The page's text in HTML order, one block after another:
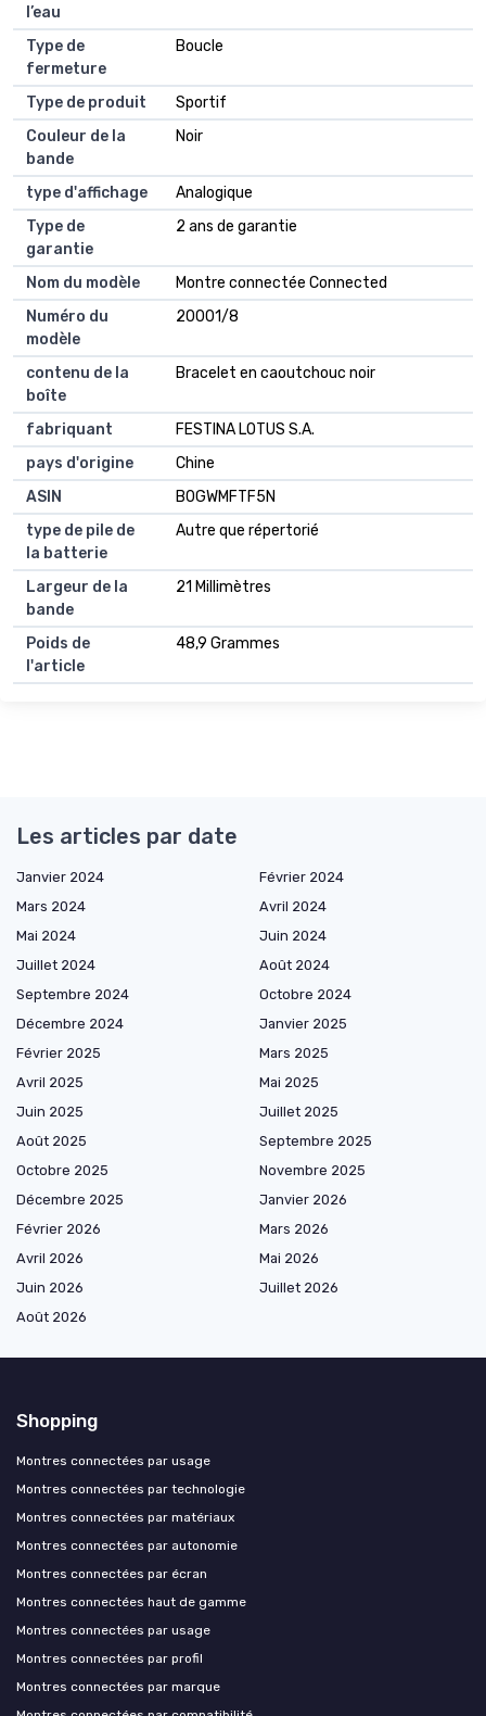
l’eau
Type de
fermeture
Boucle
Type de produit
Sportif
Couleur de la
bande
Noir
type d'affichage
Analogique
Type de
garantie
2 ans de garantie
Nom du modèle
Montre connectée Connected
Numéro du
modèle
20001/8
contenu de la
boîte
Bracelet en caoutchouc noir
fabriquant
FESTINA LOTUS S.A.
pays d'origine
Chine
ASIN
B0GWMFTF5N
type de pile de
la batterie
Autre que répertorié
Largeur de la
bande
21 Millimètres
Poids de
l'article
48,9 Grammes
Les articles par date
Janvier 2024
Février 2024
Mars 2024
Avril 2024
Mai 2024
Juin 2024
Juillet 2024
Août 2024
Septembre 2024
Octobre 2024
Décembre 2024
Janvier 2025
Février 2025
Mars 2025
Avril 2025
Mai 2025
Juin 2025
Juillet 2025
Août 2025
Septembre 2025
Octobre 2025
Novembre 2025
Décembre 2025
Janvier 2026
Février 2026
Mars 2026
Avril 2026
Mai 2026
Juin 2026
Juillet 2026
Août 2026
Shopping
Montres connectées par usage
Montres connectées par technologie
Montres connectées par matériaux
Montres connectées par autonomie
Montres connectées par écran
Montres connectées haut de gamme
Montres connectées par usage
Montres connectées par profil
Montres connectées par marque